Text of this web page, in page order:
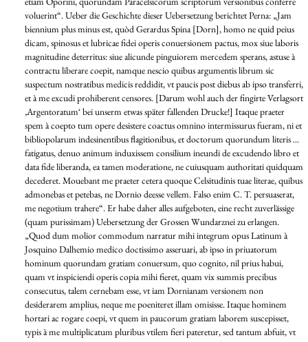
voluerint“. Ueber die Geschichte dieser Uebersetzung berichtet Perna: „Jam
biennium plus minus est, quòd Gerardus Spina [Dorn], homo ne quid peius
dicam, spinosus et lubricae fidei operis conuersionem pactus, mox siue laboris
magnitudine deterritus: siue alicunde pinguiorem mercedem sperans, astuse à
contractu liberare coepit, namque nescio quibus argumentis librum sic
suspectum nostratibus medicis reddidit, vt paucis post diebus ab ipso transferri,
et à me excudi prohiberent censores. [Darum wohl auch der fingirte Verlagsort
‚Argentoratum‘ bei unserm etwas später fallenden Drucke!] Itaque praeter
spem à coepto tum opere desistere coactus omnino intermissurus fueram, ni et
bibliopolarum indesinentibus flagitionibus, et doctorum quorundum literis ...
fatigatus, denuo animum induxissem consilium ineundi de excudendo libro et
data fide liberanda, ea tamen moderatione, ne cuiusquam authoritati quidquam
decederet. Mouebant me praeter cetera quoque Celsitudinis tuae literae, quibus
admonebas et petebas, ne Dornio deesse vellem. Falso enim C. T. persuaserat,
me negotium trahere“. Er habe daher alles aufgeboten, eine recht zuverlässige
(quam purissimam) Uebersetzung der Grossen Wundarznei zu erlangen.
„Quod dum molior commodum narratur mihi integrum opus Latinum à
Josquino Dalhemio medico doctissimo asseruari, ab ipso in priuatorum
hominum quorundam gratiam conuersum, quo cognito, nil prius habui,
quam vt inspiciendi operis copia mihi fieret, quam vix summis precibus
consecutus, talem cernebam esse, vt iam Dornianam versionem non
desiderarem amplius, neque me poeniteret illam omisisse. Itaque hominem
hortari ac rogare coepi, vt quem in paucorum gratiam laborem suscepisset,
typis à me multiplicatum pluribus vtilem fieri pateretur, sed tantum abfuit, vt